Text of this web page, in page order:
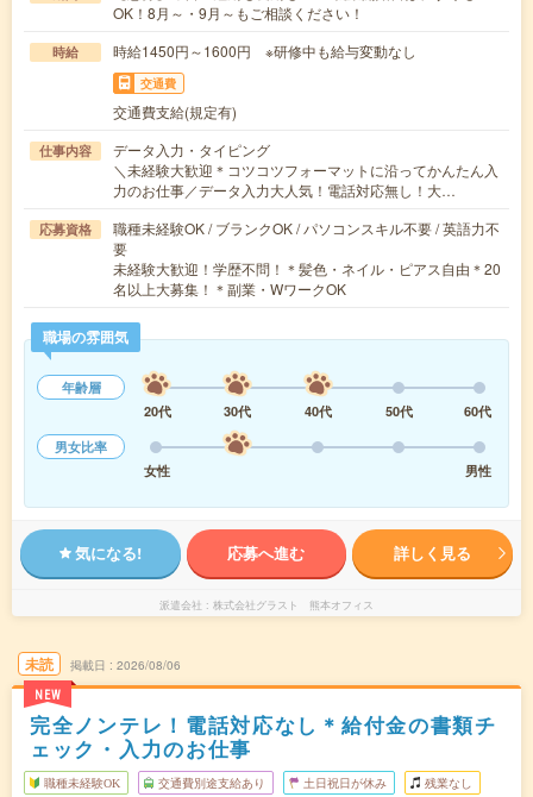
OK！8月～・9月～もご相談ください！
時給 時給1450円～1600円 ※研修中も給与変動なし
交通費
交通費支給(規定有)
仕事内容
データ入力・タイピング
＼未経験大歓迎＊コツコツフォーマットに沿ってかんたん入
力のお仕事／データ入力大人気！電話対応無し！大…
応募資格
職種未経験OK / ブランクOK / パソコンスキル不要 / 英語力不
要
未経験大歓迎！学歴不問！＊髪色・ネイル・ピアス自由＊20
名以上大募集！＊副業・WワークOK
職場の雰囲気
年齢層
20代
30代 40代 50代
60代
男女比率
女性
男性
気になる! 応募へ進む 詳しく見る
派遣会社 株式会社グラスト 熊本オフィス
未読
NEW
掲載日 2026/08/06
完全ノンテレ！電話対応なし＊給付金の書類チ
ェック・入力のお仕事
職種未経験OK 交通費別途支給あり 土日祝日が休み 残業なし